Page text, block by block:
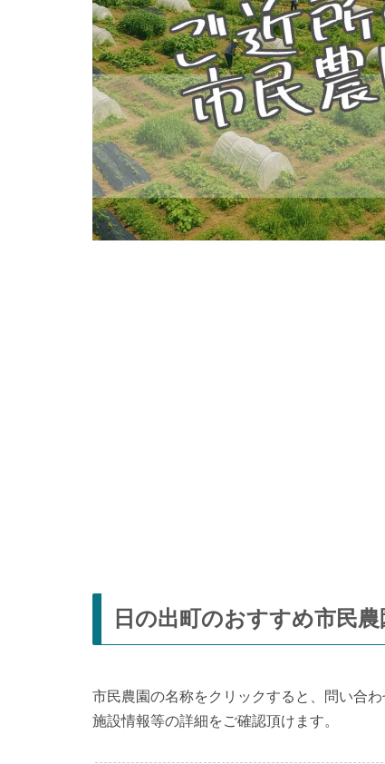
日の出町のおすすめ市民
市民農園の名称をクリックすると、問い合
施設情報等の詳細をご確認頂けます。